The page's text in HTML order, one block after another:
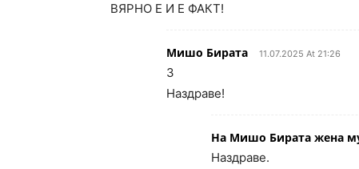
ВЯРНО Е И Е ФАКТ!
Мишо Бирата 11.07.2025 At 21:26
3
Наздраве!
На Мишо Бирата жена
Наздраве.